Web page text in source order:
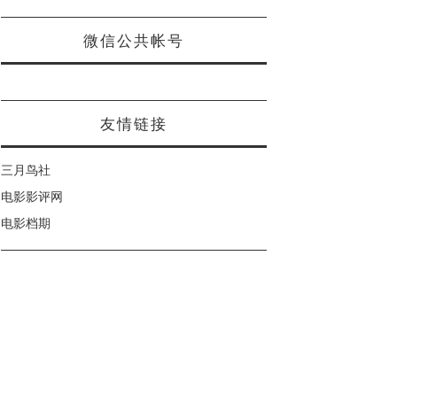
微信公共帐号
友情链接
三月鸟社
电影影评网
电影档期